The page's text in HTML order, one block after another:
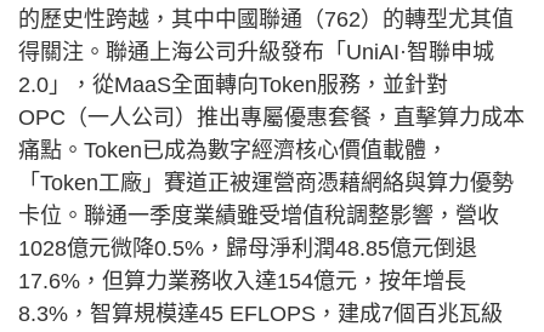
的歷史性跨越，其中中國聯通（762）的轉型尤其值
得關注。聯通上海公司升級發布「UniAI·智聯申城
2.0」，從MaaS全面轉向Token服務，並針對
OPC（一人公司）推出專屬優惠套餐，直擊算力成本
痛點。Token已成為數字經濟核心價值載體，
「Token工廠」賽道正被運營商憑藉網絡與算力優勢
卡位。聯通一季度業績雖受增值稅調整影響，營收
1028億元微降0.5%，歸母淨利潤48.85億元倒退
17.6%，但算力業務收入達154億元，按年增長
8.3%，智算規模達45 EFLOPS，建成7個百兆瓦級